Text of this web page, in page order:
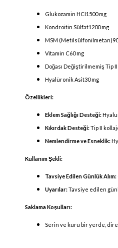
Glukozamin HCI1500 mg
Kondroitin Sülfat1200 mg
MSM
Vitamin C60 mg
Doğası Değiştirilmemiş Tip
Hyalüronik Asit30 mg
Özellikleri:
Eklem Sağlığı Desteği:
Kıkırdak Desteği:Tip II
Nemlendirme ve Esneklik:
Kullanım Şekli:
Tavsiye Edilen Günlük Alım:
Uyarılar:Tavsiye edilen
Saklama Koşulları:
Serin ve kuru bir yerde,